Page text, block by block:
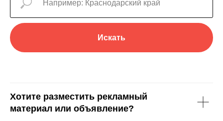
Искать
Хотите разместить рекламный
материал или объявление?